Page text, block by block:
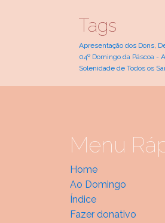
Tags
Apresentação dos Dons,
04º Domingo da Páscoa -
Solenidade de Todos os
Menu
Home
Ao Domingo
Índice
Fazer donativo